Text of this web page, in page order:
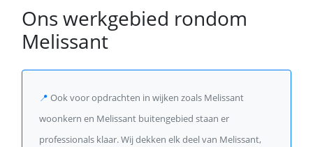
Ons werkgebied rondom
Melissant
📍 Ook voor opdrachten in wijken zoals Melissant
woonkern en Melissant buitengebied staan er
professionals klaar. Wij dekken elk deel van Melissant,